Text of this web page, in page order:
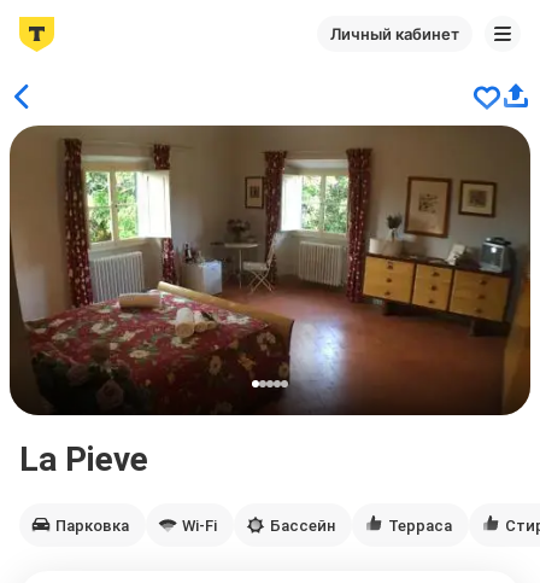
Личный кабинет
La Pieve
Парковка Wi-Fi Бассейн Терраса